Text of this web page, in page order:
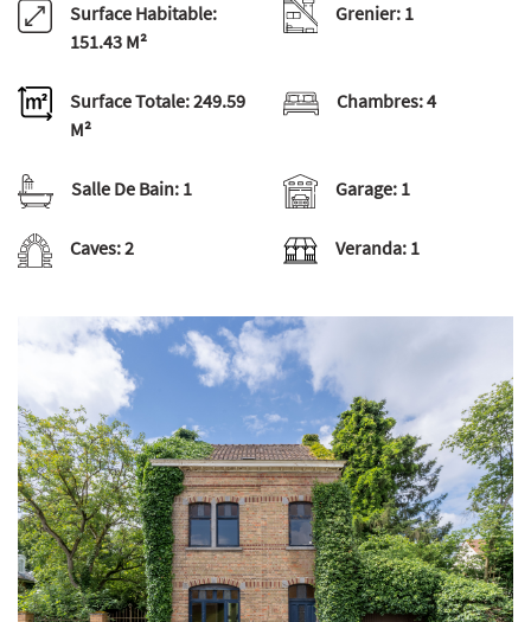
Surface Habitable:
151.43 M²
Grenier:1
Surface Totale:249.59
M²
Chambres:4
Salle De Bain:1 Garage: 1
Caves:2 Veranda: 1